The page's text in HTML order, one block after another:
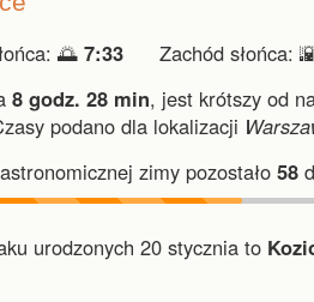
🌅 7:33 Zachód słońca:
8 godz. 28 min, jest krótszy od
podano dla lokalizacji
zimy pozostało 58
urodzonych 20 stycznia to